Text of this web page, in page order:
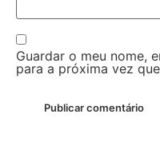
Guardar o meu nome,
para a próxima vez